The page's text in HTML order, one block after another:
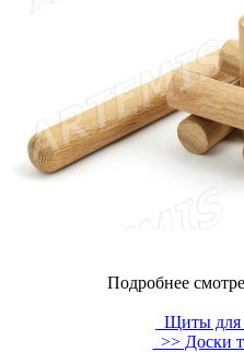
Подробнее
Щиты для
>> Доски